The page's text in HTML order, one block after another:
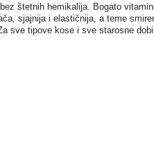
štetnih hemikalija. Bogato
sjajnija i elastičnija, a teme
sve tipove kose i sve starosne